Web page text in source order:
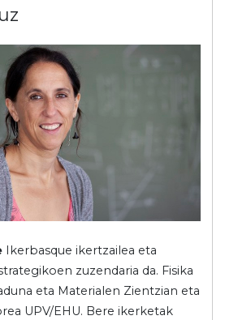
Ikerbasque ikertzailea eta
zuzendaria da. Fisika
eta Materialen Zientzian eta
UPV/EHU. Bere ikerketak